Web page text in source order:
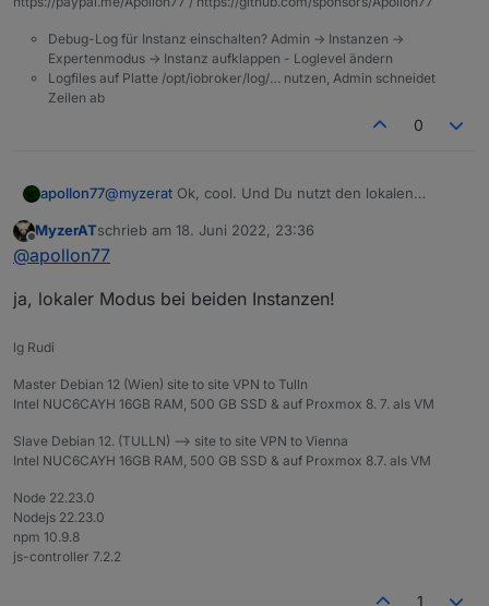
navigieren. Das ist jetzt durch das Teilen behoben.
es mit VPN Probleme gab. Es gibt auch kein Timeout
oder andere Fehler in den Logs mehr.
Wenn du eine Lösung hast werde ich die natürlich
gerne testen.
Debug-Log für Instanz einschalten? Admin -> Instanzen ->
Expertenmodus -> Instanz aufklappen - Loglevel ändern
Logfiles auf Platte /opt/iobroker/log/… nutzen, Admin schneidet
Zeilen ab
0
apollon77@myzerat Ok, cool. Und Du nutzt den lokalen
Offline
MyzerATschrieb am 18. Juni 2022, 23:36
zuletzt editiert von
@apollon77
ja, lokaler Modus bei beiden Instanzen!
lg Rudi
Master Debian 12 (Wien) site to site VPN to Tulln
Intel NUC6CAYH 16GB RAM, 500 GB SSD & auf Proxmox 8. 7. als VM
Slave Debian 12. (TULLN) --> site to site VPN to Vienna
Intel NUC6CAYH 16GB RAM, 500 GB SSD & auf Proxmox 8.7. als VM
Node 22.23.0
Nodejs 22.23.0
npm 10.9.8
js-controller 7.2.2
1